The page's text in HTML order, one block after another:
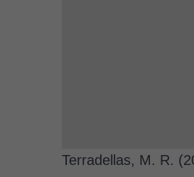
Terradellas, M. R.